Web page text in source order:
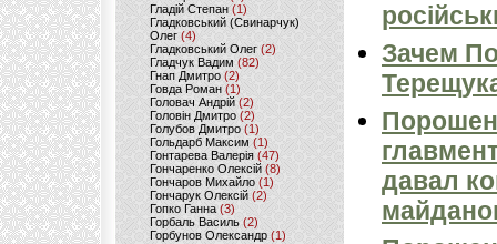
Гладій Степан(1)
Гладковський (Свинарчук)
Олег (4)
Гладковський Олег (2)
Гладчук Вадим (82)
Гнап Дмитро (2)
Говда Роман(1)
Головач Андрій (2)
Головін Дмитро (2)
Голубов Дмитро (1)
Гольдарб Максим(1)
Гонтарева Валерія (47)
Гончаренко Олексій(8)
Гончаров Михайло (1)
Гончарук Олексій (2)
Гопко Ганна (3)
Горбаль Василь (2)
Горбунов Олександр (1)
Зачем
давал